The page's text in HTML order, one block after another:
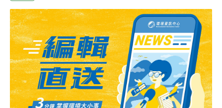
會、鄉鎮市村里長以及受災民眾代表北上立法院陳情，針
對颱風重創南部各縣市，蘇煥智提出治水6大訴求，包括
希望中央擴大治水預算、成立「流域管理局」、3年內全
面疏浚中央管理的河川、優先辦理水庫所在河川整治、將
8年800億的治水預算擴大為5年3000億，另一方面，也應
該建立科學洩洪警報系統，保障民眾生命安全。行政院秘
書長林中森對此當場回應，宣布行政院已經決定擴大今年
度的治水預算，將在本週四的院會通過移緩濟急的治水預